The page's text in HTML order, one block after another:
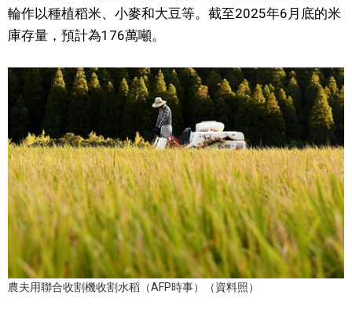
政治外交
社會
財經
文化
科學技術
生活
運動
輪作以種植稻米、小麥和大豆等。截至2025年6月底的米
庫存量，預計為176萬噸。
農夫用聯合收割機收割水稻（AFP時事）（資料照）